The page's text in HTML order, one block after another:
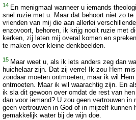
14 En menigmaal wanneer u iemands
snel ruzie met u. Maar dat behoort niet zo
vrienden van mij die aan allerlei
enzovoort, behoren, ik krijg nooit ruzie met
kerken, zij laten mij overal komen en
te maken over kleine denkbeelden.
15 Maar weet u, als ik iets anders zeg dan
huichelaar zijn. Dat zij verre! Ik zou Hem
zondaar moeten ontmoeten, maar ik wil
ontmoeten. Maar ik wil waarachtig zijn. En
ik sla dit gewoon over omdat de rest van
dan voor iemand? U zou geen vertrouwen in
geen vertrouwen in God of in mijzelf kunnen
gemakkelijk water bij de wijn doe.